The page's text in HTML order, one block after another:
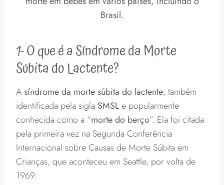
Brasil.
1- O que é a Síndrome da Morte
Súbita do Lactente?
Asíndrome da morte súbita do lactente, também
identificada pela sigla SMSLe popularmente
conhecida como a “morte do berço”. Ela foi citada
pela primeira vez na Segunda Conferência
Internacional sobre Causas de Morte Súbita em
Crianças, que aconteceu em Seattle, por volta de
1969.